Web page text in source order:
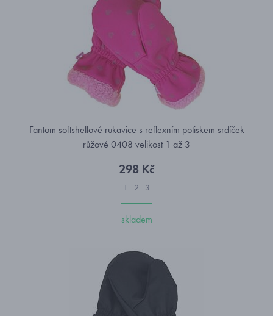
Fantom softshellové rukavice s reflexním potiskem srdíček
růžové 0408 velikost 1 až 3
298 Kč
1 2 3
skladem